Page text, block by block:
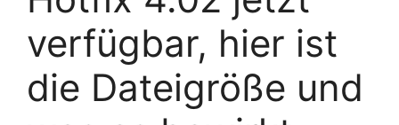
verfügbar, hier ist
die Dateigröße und